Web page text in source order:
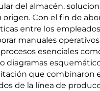
del almacén,
Con el fin de
entre los
manuales
esenciales
que combinaron
de la línea de